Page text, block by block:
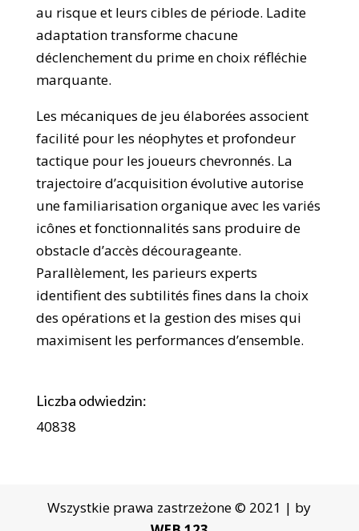
au risque et leurs cibles de période. Ladite
adaptation transforme chacune
déclenchement du prime en choix réfléchie
marquante.
Les mécaniques de jeu élaborées associent
facilité pour les néophytes et profondeur
tactique pour les joueurs chevronnés. La
trajectoire d’acquisition évolutive autorise
une familiarisation organique avec les variés
icônes et fonctionnalités sans produire de
obstacle d’accès décourageante.
Parallèlement, les parieurs experts
identifient des subtilités fines dans la choix
des opérations et la gestion des mises qui
maximisent les performances d’ensemble.
Liczba odwiedzin:
40838
Wszystkie prawa zastrzeżone © 2021 | by